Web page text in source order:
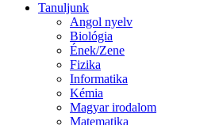
Tanuljunk
Angol nyelv
Biológia
Ének/Zene
Fizika
Informatika
Kémia
Magyar irodalom
Matematika